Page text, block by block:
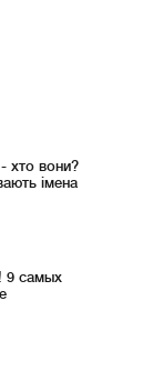
хто вони?
імена
9 самых